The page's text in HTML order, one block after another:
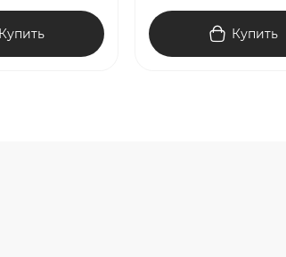
Купить Купить